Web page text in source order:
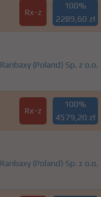
Rx-z
100%
2289,60 zł
Ranbaxy (Poland) Sp. z o.o.
Rx-z
100%
4579,20 zł
Ranbaxy (Poland) Sp. z o.o.